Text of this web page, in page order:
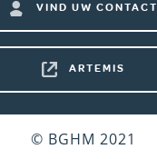
VIND UW CONTACT
ARTEMIS
© BGHM 2021